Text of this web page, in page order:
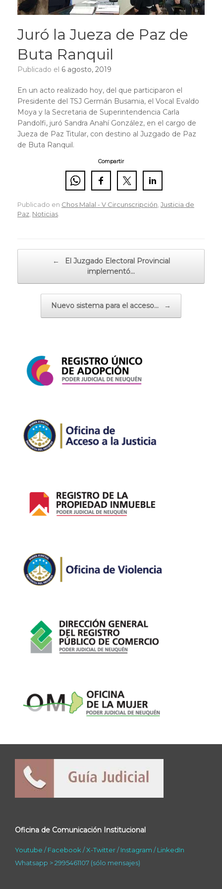
Juró la Jueza de Paz de
Buta Ranquil
Publicado el 6 agosto, 2019
En un acto realizado hoy, del que participaron el
Presidente del TSJ Germán Busamia, el Vocal Evaldo
Moya y la Secretaria de Superintendencia Carla
Pandolfi, juró Sandra Anahí González, en el cargo de
Jueza de Paz Titular, con destino al Juzgado de Paz
de Buta Ranquil.
Compartir
Publicado en Chos Malal - V Circunscripción Justicia de
Paz Noticias
←
El Juzgado Electoral Provincial
implementó…
Nuevo sistema para el acceso… →
Oficina de Comunicación Institucional
Youtube /Facebook /X-Twitter/Instagram /LinkedIn
Whatsapp > 2995461107 (sólo mensajes)